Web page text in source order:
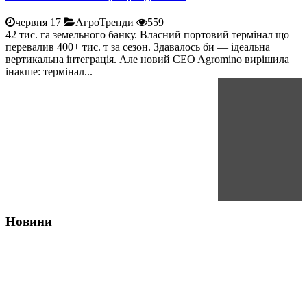
червня 17 АгроТренди
559
42 тис. га земельного банку. Власний портовий термінал що
перевалив 400+ тис. т за сезон. Здавалось би — ідеальна
вертикальна інтеграція. Але новий CEO Agromino вирішила
інакше: термінал...
Новини